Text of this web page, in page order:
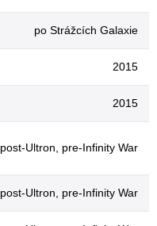
po Strážcích Galaxie
2015
2015
post-Ultron, pre-Infinity War
post-Ultron, pre-Infinity War